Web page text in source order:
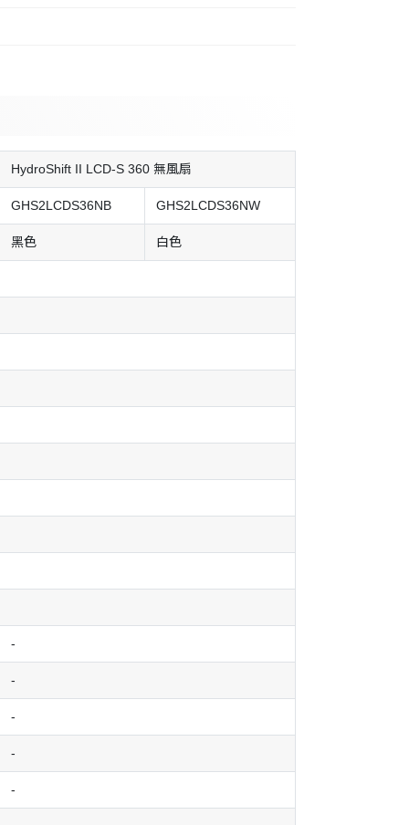
HydroShift II LCD-S 360 無風扇
GHS2LCDS36NB GHS2LCDS36NW
黑色 白色
-
-
-
-
-